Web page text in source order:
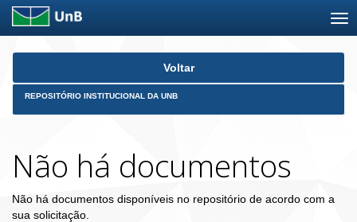
Skip
Voltar
REPOSITÓRIO INSTITUCIONAL DA UNB
Não há documentos
Não há documentos disponíveis no repositório de acordo com a
sua solicitação.